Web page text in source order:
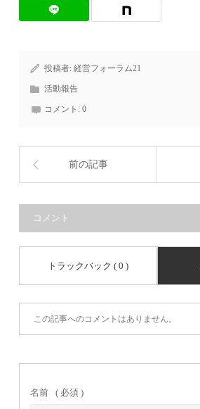
投稿者:経営フォーラム21
活動報告
コメント:0
前の記事
コメント
トラックバック ( 0 )
この記事へのコメントはありません。
名前 ( 必須 )